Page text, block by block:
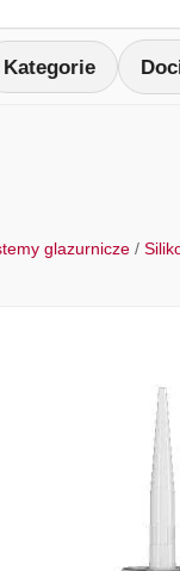
Kategorie
glazurnicze /